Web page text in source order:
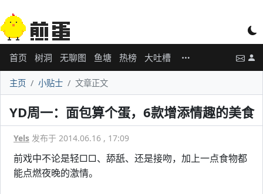
首页 树洞 无聊图 鱼塘 热榜 大吐槽
主页 小贴士 文章正文
YD周一：面包算个蛋，6款增添情趣的美食
Yels 发布于 2014.06.16 , 17:09
前戏中不论是轻□□、舔舐、还是接吻，加上一点食物都
能点燃夜晚的激情。